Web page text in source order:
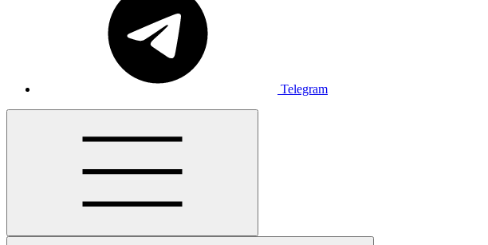
Telegram